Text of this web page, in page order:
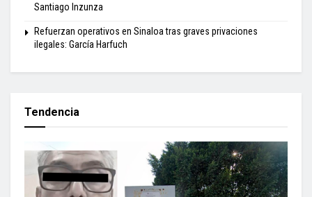
Santiago Inzunza
Refuerzan operativos en Sinaloa tras graves privaciones
ilegales: García Harfuch
Tendencia